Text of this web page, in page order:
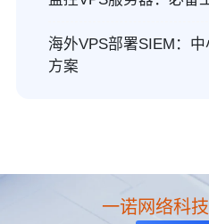
海外VPS部署SIEM：
方案
一诺网络科